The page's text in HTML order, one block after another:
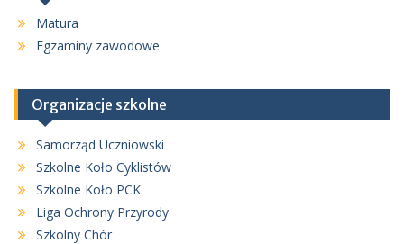
Matura
Egzaminy zawodowe
Organizacje szkolne
Samorząd Uczniowski
Szkolne Koło Cyklistów
Szkolne Koło PCK
Liga Ochrony Przyrody
Szkolny Chór